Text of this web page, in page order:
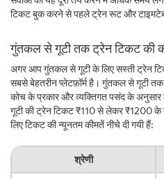
टिकट बुक करने से पहले ट्रेन रूट और
गुंतकल से गूटी तक ट्रेन टिकट की
अगर आप गुंतकल से गूटी के लिए सस्ती ट्रेन
सबसे बेहतरीन प्लेटफ़ॉर्म है। गुंतकल से गूटी तक
कोच के प्रकार और व्यक्तिगत पसंद के
गूटी की ट्रेन टिकट ₹110 से लेकर ₹1200 के
लिए टिकट की न्यूनतम कीमतें नीचे दी गयी हैं:
श्रेणी